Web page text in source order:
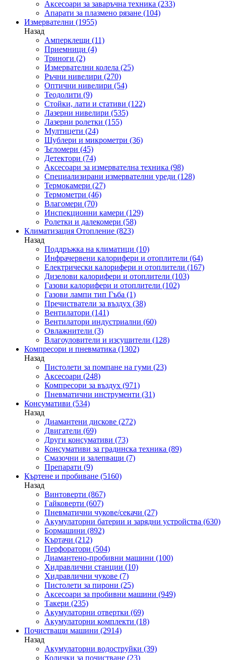
Аксесоари за заваръчна техника (233)
Апарати за плазмено рязане (104)
Измервателни (1955)
Назад
Амперклещи (11)
Приемници (4)
Триноги (2)
Измервателни колела (25)
Ръчни нивелири (270)
Оптични нивелири (54)
Теодолити (9)
Стойки, лати и стативи (122)
Лазерни нивелири (535)
Лазерни ролетки (155)
Мултицети (24)
Шублери и микрометри (36)
Ъгломери (45)
Детектори (74)
Аксесоари за измервателна техника (98)
Специализирани измервателни уреди (128)
Термокамери (27)
Термометри (46)
Влагомери (70)
Инспекционни камери (129)
Ролетки и далекомери (58)
Климатизация Отопление (823)
Назад
Поддръжка на климатици (10)
Инфрачервени калорифери и отоплители (64)
Електрически калорифери и отоплители (167)
Дизелови калорифери и отоплители (103)
Газови калорифери и отоплители (102)
Газови лампи тип Гъба (1)
Пречистватели за въздух (38)
Вентилатори (141)
Вентилатори индустриални (60)
Овлажнители (3)
Влагоуловители и изсушители (128)
Компресори и пневматика (1302)
Назад
Пистолети за помпане на гуми (23)
Аксесоари (248)
Компресори за въздух (971)
Пневматични инструменти (31)
Консумативи (534)
Назад
Диамантени дискове (272)
Двигатели (69)
Други консумативи (73)
Консумативи за градинска техника (89)
Смазочни и залепващи (7)
Препарати (9)
Къртене и пробиване (5160)
Назад
Винтоверти (867)
Гайковерти (607)
Пневматични чукове/секачи (27)
Акумулаторни батерии и зарядни устройства (630)
Бормашини (892)
Къртачи (212)
Перфоратори (504)
Диамантено-пробивни машини (100)
Хидравлични станции (10)
Хидравлични чукове (7)
Пистолети за пирони (25)
Аксесоари за пробивни машини (949)
Такери (235)
Акумулаторни отвертки (69)
Акумулаторни комплекти (18)
Почистващи машини (2914)
Назад
Акумулаторни водоструйки (39)
Колички за почистване (23)